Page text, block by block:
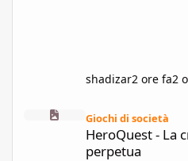
shadizar2 ore fa2
HeroQuest - La cripta
Giochi di società
HeroQuest - La
perpetua